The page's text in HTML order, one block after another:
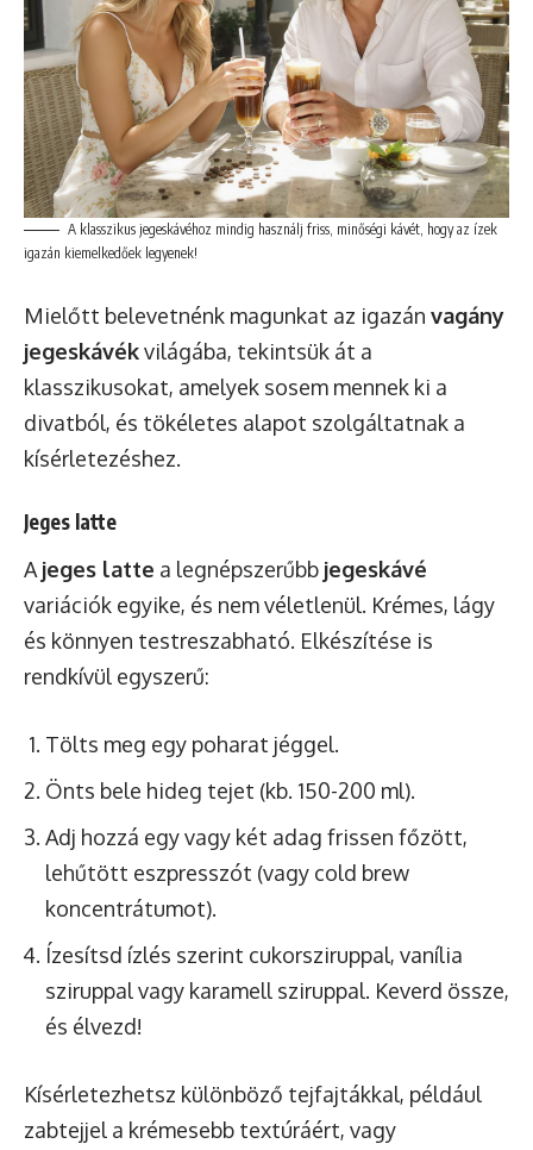
A klasszikus jegeskávéhoz mindig használj friss, minőségi kávét, hogy az ízek
igazán kiemelkedőek legyenek!
Mielőtt belevetnénk magunkat az igazán vagány
jegeskávékvilágába, tekintsük át a
klasszikusokat, amelyek sosem mennek ki a
divatból, és tökéletes alapot szolgáltatnak a
kísérletezéshez.
Jeges latte
A jeges latte a legnépszerűbb jegeskávé
variációk egyike, és nem véletlenül. Krémes, lágy
és könnyen testreszabható. Elkészítése is
rendkívül egyszerű:
Tölts meg egy poharat jéggel.
Önts bele hideg tejet (kb. 150-200 ml).
Adj hozzá egy vagy két adag frissen főzött,
lehűtött eszpresszót (vagy cold brew
koncentrátumot).
Ízesítsd ízlés szerint cukorsziruppal, vanília
sziruppal vagy karamell sziruppal. Keverd össze,
és élvezd!
Kísérletezhetsz különböző tejfajtákkal, például
zabtejjel a krémesebb textúráért, vagy